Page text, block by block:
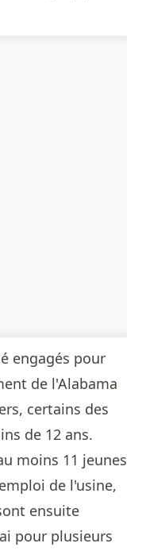
engagés pour
de l'Alabama
certains des
de 12 ans.
moins 11 jeunes
de l'usine,
ensuite
pour plusieurs